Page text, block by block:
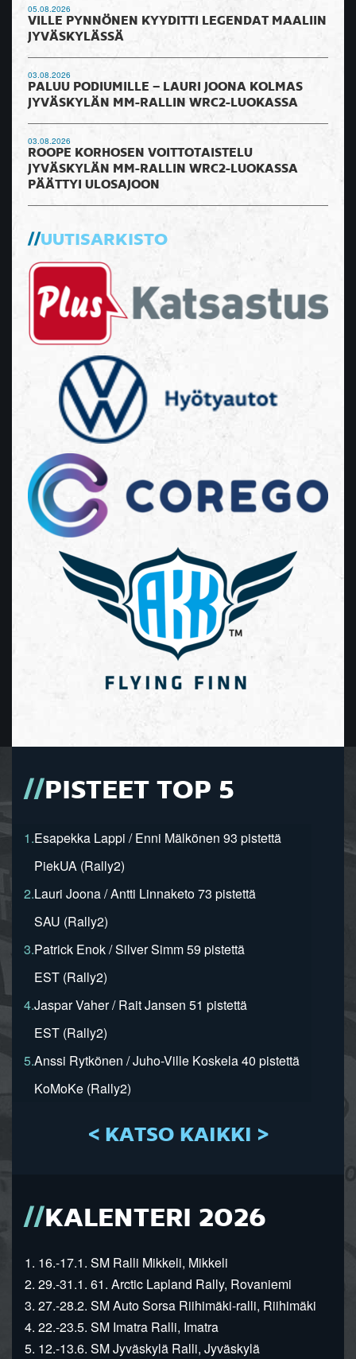
05.08.2026
VILLE PYNNÖNEN KYYDITTI LEGENDAT MAALIIN
JYVÄSKYLÄSSÄ
03.08.2026
PALUU PODIUMILLE – LAURI JOONA KOLMAS
JYVÄSKYLÄN MM-RALLIN WRC2-LUOKASSA
03.08.2026
ROOPE KORHOSEN VOITTOTAISTELU
JYVÄSKYLÄN MM-RALLIN WRC2-LUOKASSA
PÄÄTTYI ULOSAJOON
UUTISARKISTO
PISTEET TOP 5
1.Esapekka Lappi / Enni Mälkönen 93 pistettä
PiekUA (Rally2)
2.Lauri Joona / Antti Linnaketo 73 pistettä
SAU (Rally2)
3.Patrick Enok / Silver Simm 59 pistettä
EST (Rally2)
4.Jaspar Vaher / Rait Jansen 51 pistettä
EST (Rally2)
5.Anssi Rytkönen / Juho-Ville Koskela 40 pistettä
KoMoKe (Rally2)
< KATSO KAIKKI >
KALENTERI 2026
1. 16.-17.1. SM Ralli Mikkeli, Mikkeli
2. 29.-31.1. 61. Arctic Lapland Rally, Rovaniemi
3. 27.-28.2. SM Auto Sorsa Riihimäki-ralli, Riihimäki
4. 22.-23.5. SM Imatra Ralli, Imatra
5. 12.-13.6. SM Jyväskylä Ralli, Jyväskylä